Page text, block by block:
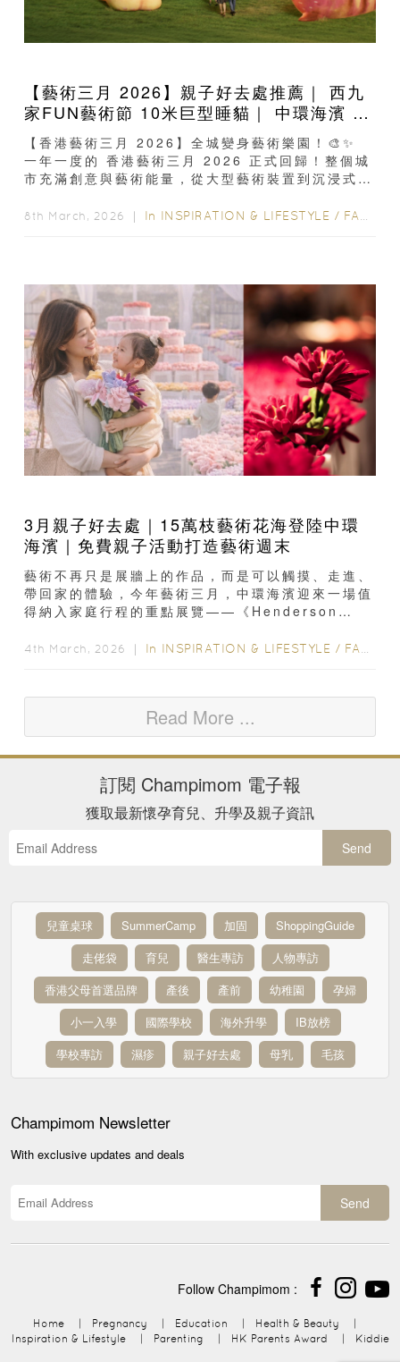
【藝術三月 2026】親子好去處推薦｜ 西九
家FUN藝術節 10米巨型睡貓｜ 中環海濱 15
萬枝毛絨花花海｜ HKWALLS 街頭藝術節
【香港藝術三月 2026】全城變身藝術樂園！🎨✨
一年一度的 香港藝術三月 2026 正式回歸！整個城
市充滿創意與藝術能量，從大型藝術裝置到沉浸式表
8th March, 2026 ｜ In INSPIRATION & LIFESTYLE / FAMILY FUN
3月親子好去處｜15萬枝藝術花海登陸中環
海濱｜免費親子活動打造藝術週末
藝術不再只是展牆上的作品，而是可以觸摸、走進、
帶回家的體驗，今年藝術三月，中環海濱迎來一場值
得納入家庭行程的重點展覽——《Henderson
4th March, 2026 ｜ In INSPIRATION & LIFESTYLE / FAMILY FUN
Read More ...
訂閱 Champimom 電子報
獲取最新懷孕育兒、升學及親子資訊
Send
兒童桌球 SummerCamp 加固
ShoppingGuide
走佬袋
育兒 醫生專訪
人物專訪
香港父母首選品牌
產後 產前 幼稚園
孕婦
小一入學
國際學校 海外升學
IB放榜
學校專訪
濕疹 親子好去處 母乳 毛孩
Champimom Newsletter
With exclusive updates and deals
Send
Follow Champimom :
Home | Pregnancy | Education | Health & Beauty
|
Inspiration & Lifestyle
| Parenting | HK Parents Award | Kiddie